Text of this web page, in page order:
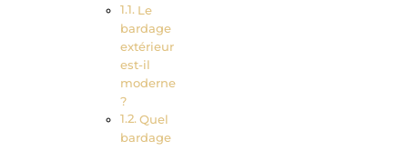
Le
bardage
extérieur
est-il
moderne
?
Quel
bardage